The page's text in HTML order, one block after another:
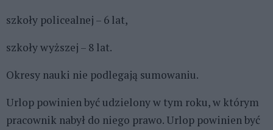
szkoły policealnej – 6 lat,
szkoły wyższej – 8 lat.
Okresy nauki nie podlegają sumowaniu.
Urlop powinien być udzielony w tym roku, w którym
pracownik nabył do niego prawo. Urlop powinien być